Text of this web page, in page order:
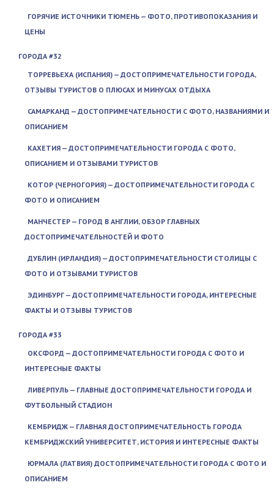
ГОРЯЧИЕ ИСТОЧНИКИ ТЮМЕНЬ — ФОТО, ПРОТИВОПОКАЗАНИЯ И
ЦЕНЫ
ГОРОДА #32
ТОРРЕВЬЕХА (ИСПАНИЯ) — ДОСТОПРИМЕЧАТЕЛЬНОСТИ ГОРОДА,
ОТЗЫВЫ ТУРИСТОВ О ПЛЮСАХ И МИНУСАХ ОТДЫХА
САМАРКАНД — ДОСТОПРИМЕЧАТЕЛЬНОСТИ С ФОТО, НАЗВАНИЯМИ И
ОПИСАНИЕМ
КАХЕТИЯ — ДОСТОПРИМЕЧАТЕЛЬНОСТИ ГОРОДА С ФОТО,
ОПИСАНИЕМ И ОТЗЫВАМИ ТУРИСТОВ
КОТОР (ЧЕРНОГОРИЯ) — ДОСТОПРИМЕЧАТЕЛЬНОСТИ ГОРОДА С
ФОТО И ОПИСАНИЕМ
МАНЧЕСТЕР — ГОРОД В АНГЛИИ, ОБЗОР ГЛАВНЫХ
ДОСТОПРИМЕЧАТЕЛЬНОСТЕЙ И ФОТО
ДУБЛИН (ИРЛАНДИЯ) — ДОСТОПРИМЕЧАТЕЛЬНОСТИ СТОЛИЦЫ С
ФОТО И ОТЗЫВАМИ ТУРИСТОВ
ЭДИНБУРГ — ДОСТОПРИМЕЧАТЕЛЬНОСТИ ГОРОДА, ИНТЕРЕСНЫЕ
ФАКТЫ И ОТЗЫВЫ ТУРИСТОВ
ГОРОДА #33
ОКСФОРД — ДОСТОПРИМЕЧАТЕЛЬНОСТИ ГОРОДА С ФОТО И
ИНТЕРЕСНЫЕ ФАКТЫ
ЛИВЕРПУЛЬ — ГЛАВНЫЕ ДОСТОПРИМЕЧАТЕЛЬНОСТИ ГОРОДА И
ФУТБОЛЬНЫЙ СТАДИОН
КЕМБРИДЖ — ГЛАВНАЯ ДОСТОПРИМЕЧАТЕЛЬНОСТЬ ГОРОДА
КЕМБРИДЖСКИЙ УНИВЕРСИТЕТ, ИСТОРИЯ И ИНТЕРЕСНЫЕ ФАКТЫ
ЮРМАЛА (ЛАТВИЯ) ДОСТОПРИМЕЧАТЕЛЬНОСТИ ГОРОДА С ФОТО И
ОПИСАНИЕМ